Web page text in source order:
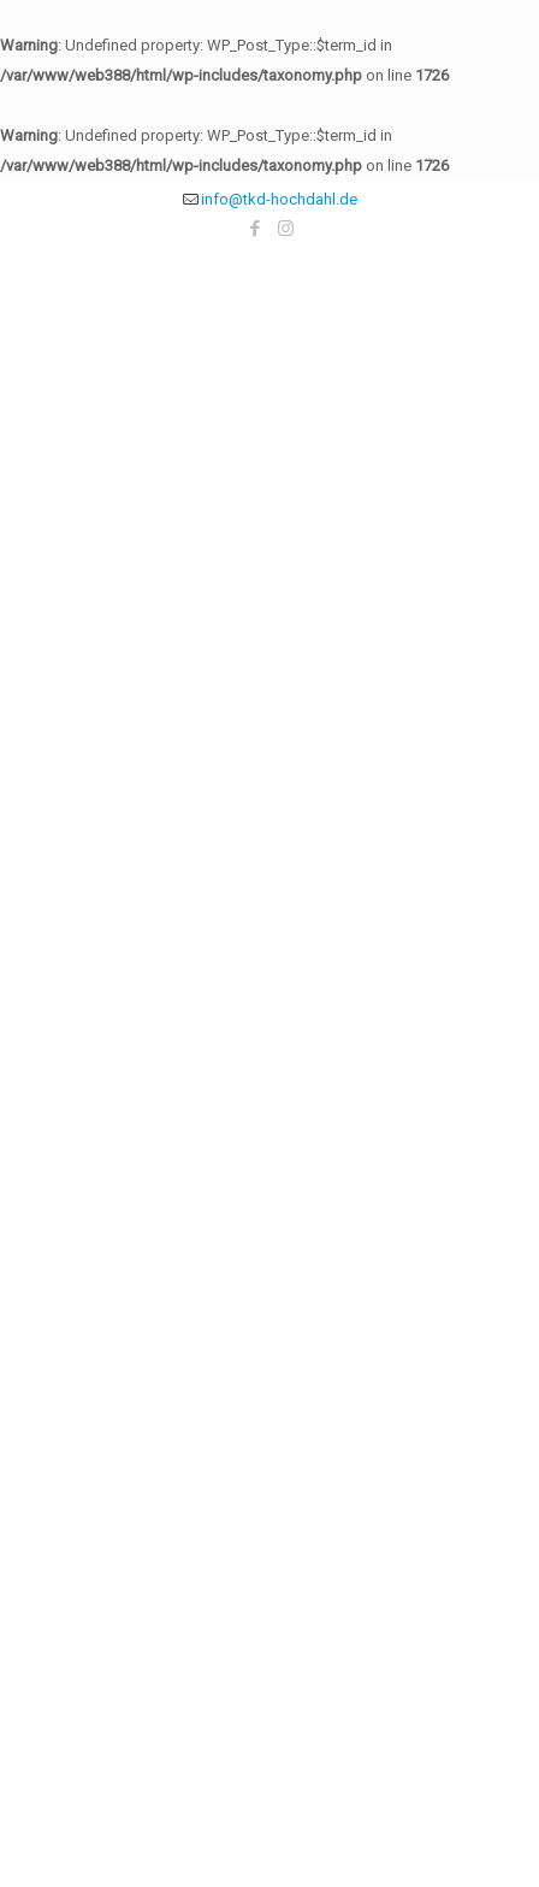
Warning: Undefined property: WP_Post_Type::$term_id in
/var/www/web388/html/wp-includes/taxonomy.php on line 1726
Warning: Undefined property: WP_Post_Type::$term_id in
/var/www/web388/html/wp-includes/taxonomy.php on line 1726
info@tkd-hochdahl.de